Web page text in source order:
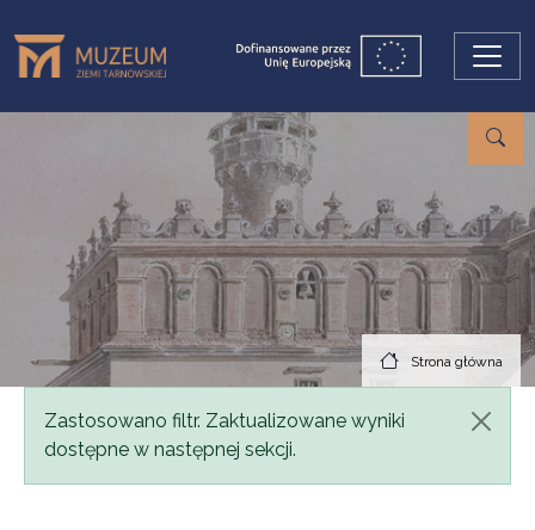
Strona główna
Komunikat
Zastosowano filtr. Zaktualizowane wyniki
dostępne w następnej sekcji.